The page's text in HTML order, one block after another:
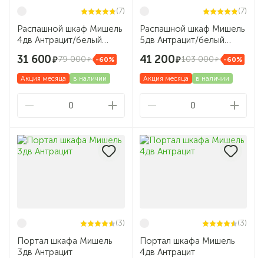
(7)
Распашной шкаф Мишель
4дв Антрацит/белый
31 600 79 000 -60%
Акция месяца в наличии
0
(7)
Распашной шкаф Мишель
5дв Антрацит/белый
41 200 103 000 -60%
Акция месяца в наличии
0
(3)
Портал шкафа Мишель
3дв Антрацит
(3)
Портал шкафа Мишель
4дв Антрацит